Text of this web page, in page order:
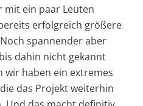
mit ein paar Leuten
erfolgreich größere
spannender aber
dahin nicht gekannt
wir haben ein extremes
das Projekt weiterhin